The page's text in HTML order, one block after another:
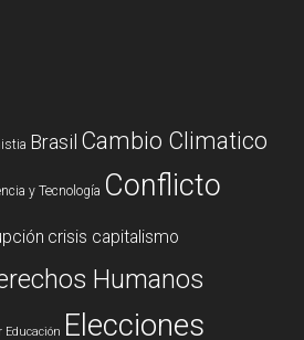
Brasil Cambio Climatico
y Tecnología Conflicto
crisis capitalismo
Humanos
Educación Elecciones